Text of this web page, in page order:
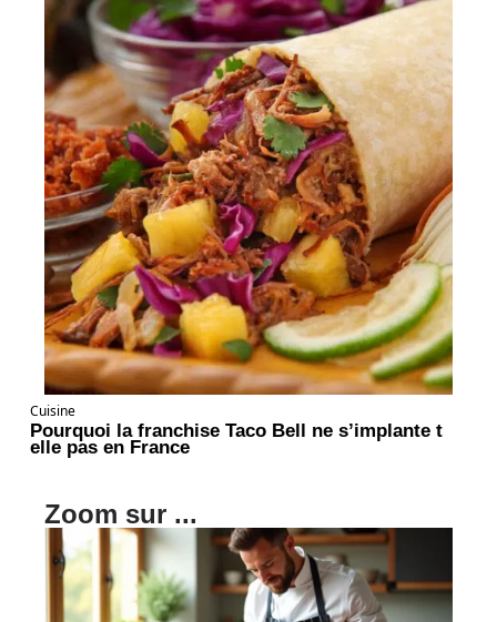
Cuisine
Pourquoi la franchise Taco Bell ne s’implante t
elle pas en France
Zoom sur ...